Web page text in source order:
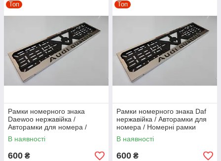
Топ
Рамки номерного знака
Daewoo нержавійка /
Авторамки для номера /
Номерні рамки нержавійка
В наявності
600 ₴
Топ
Рамки номерного знака Daf
нержавійка / Авторамки для
номера / Номерні рамки
нержавійка
В наявності
600 ₴